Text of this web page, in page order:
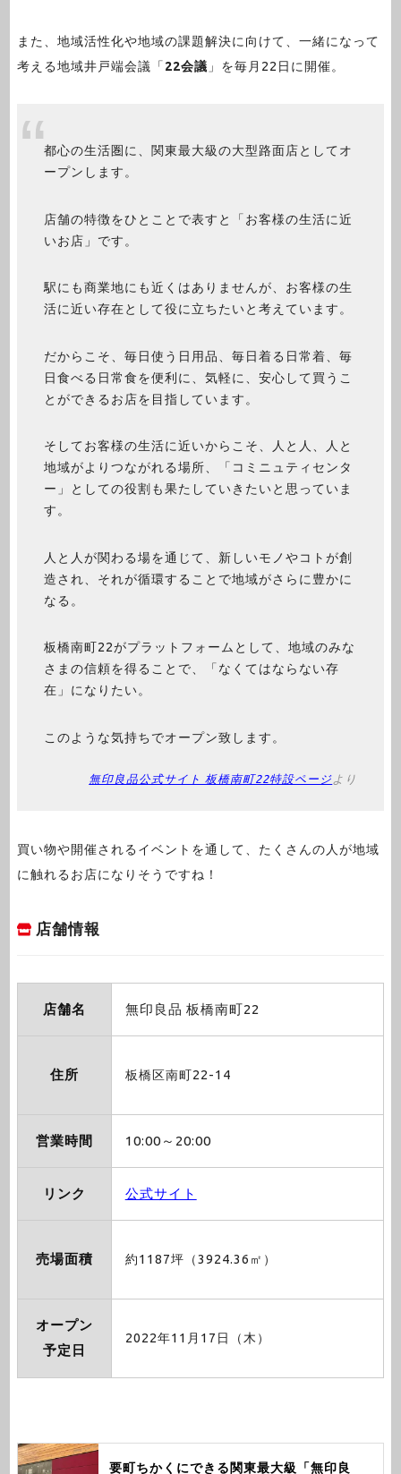
また、地域活性化や地域の課題解決に向けて、一緒になって
考える地域井戸端会議「 22会議 」を毎月22日に開催。
都心の生活圏に、関東最大級の大型路面店としてオ
ープンします。
店舗の特徴をひとことで表すと「お客様の生活に近
いお店」です。
駅にも商業地にも近くはありませんが、お客様の生
活に近い存在として役に立ちたいと考えています。
だからこそ、毎日使う日用品、毎日着る日常着、毎
日食べる日常食を便利に、気軽に、安心して買うこ
とができるお店を目指しています。
そしてお客様の生活に近いからこそ、人と人、人と
地域がよりつながれる場所、「コミニュティセンタ
ー」としての役割も果たしていきたいと思っていま
す。
人と人が関わる場を通じて、新しいモノやコトが創
造され、それが循環することで地域がさらに豊かに
なる。
板橋南町22がプラットフォームとして、地域のみな
さまの信頼を得ることで、「なくてはならない存
在」になりたい。
このような気持ちでオープン致します。
無印良品公式サイト 板橋南町22特設ページより
買い物や開催されるイベントを通して、たくさんの人が地域
に触れるお店になりそうですね！
店舗情報
店舗名 無印良品 板橋南町22
住所 板橋区南町22-14
営業時間 10:00～20:00
リンク 公式サイト
売場面積 約1187坪（3924.36㎡）
オープン
予定日
2022年11月17日（木）
要町ちかくにできる関東最大級「無印良